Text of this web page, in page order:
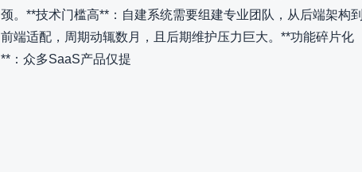
颈。**技术门槛高**：自建系统需要组建专业团队，从后端架构
前端适配，周期动辄数月，且后期维护压力巨大。**功能碎片化
**：众多SaaS产品仅提